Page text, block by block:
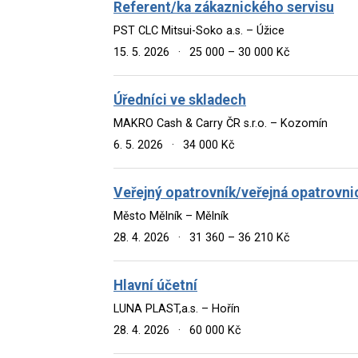
Referent/ka zákaznického servisu
PST CLC Mitsui-Soko a.s. – Úžice
15. 5. 2026
· 25 000 – 30 000 Kč
Úředníci ve skladech
MAKRO Cash & Carry ČR s.r.o. – Kozomín
6. 5. 2026
· 34 000 Kč
Veřejný opatrovník/veřejná
Město Mělník – Mělník
28. 4. 2026
· 31 360 – 36 210 Kč
Hlavní účetní
LUNA PLAST,a.s. – Hořín
28. 4. 2026
· 60 000 Kč